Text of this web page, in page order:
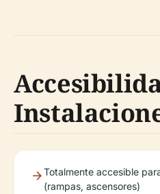
Totalmente accesible
(rampas, ascensores)